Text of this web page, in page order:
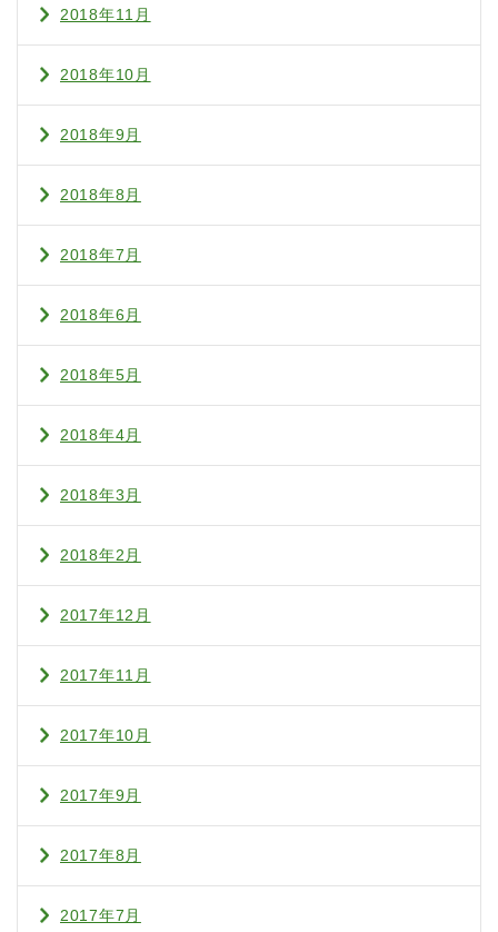
2018年11月
2018年10月
2018年9月
2018年8月
2018年7月
2018年6月
2018年5月
2018年4月
2018年3月
2018年2月
2017年12月
2017年11月
2017年10月
2017年9月
2017年8月
2017年7月